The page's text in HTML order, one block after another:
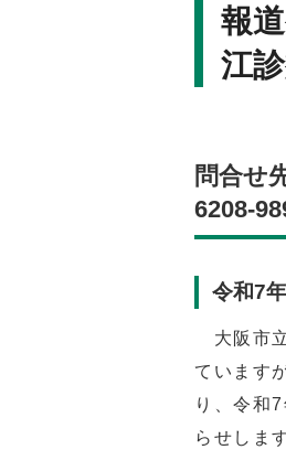
報
江
問合せ
6208-
令和7
大阪市
ています
り、令和
らせしま